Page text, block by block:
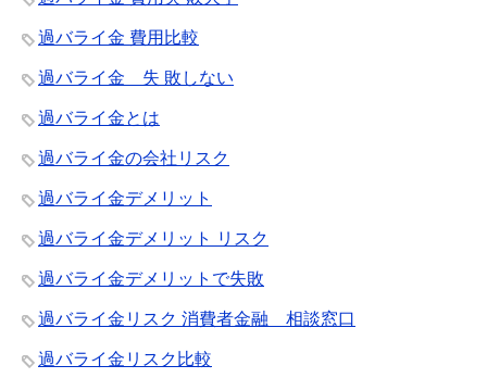
過バライ金 費用比較
過バライ金 失 敗しない
過バライ金とは
過バライ金の会社リスク
過バライ金デメリット
過バライ金デメリット リスク
過バライ金デメリットで失敗
過バライ金リスク 消費者金融 相談窓口
過バライ金リスク比較